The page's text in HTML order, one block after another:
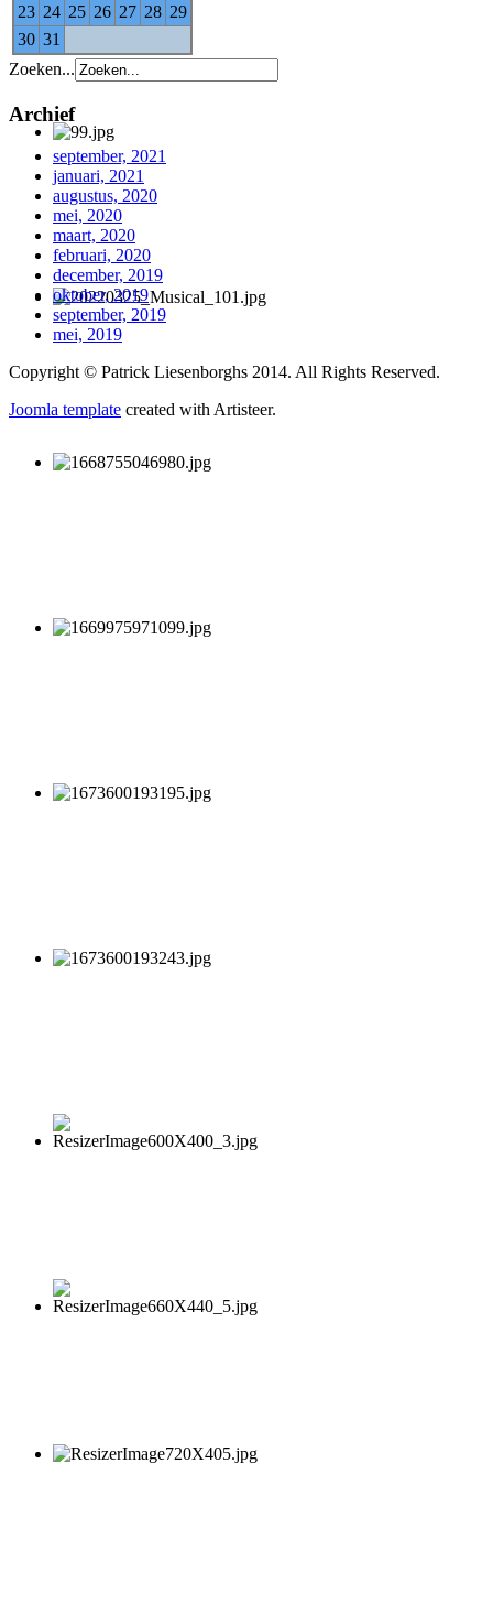
23 24 25 26 27 28 29
30 31
Zoeken...
Archief
september, 2021
januari, 2021
augustus, 2020
mei, 2020
maart, 2020
februari, 2020
december, 2019
oktober, 2019
september, 2019
mei, 2019
Copyright © Patrick Liesenborghs 2014. All Rights Reserved.
Joomla template created with Artisteer.